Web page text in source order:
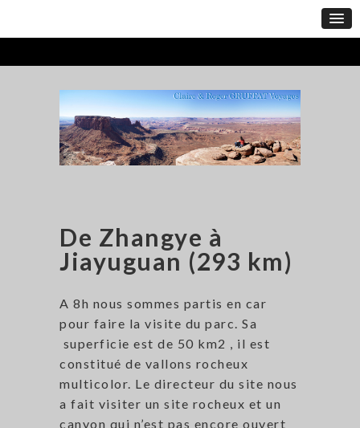
De Zhangye à
Jiayuguan (293 km)
A 8h nous sommes partis en car
pour faire la visite du parc. Sa
superficie est de 50 km2 , il est
constitué de vallons rocheux
multicolor. Le directeur du site nous
a fait visiter un site rocheux et un
canyon qui n’est pas encore ouvert